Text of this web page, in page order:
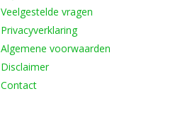
Veelgestelde vragen
Privacyverklaring
Algemene voorwaarden
Disclaimer
Contact